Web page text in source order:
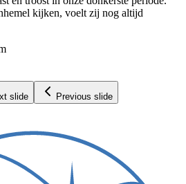
kijken, voelt zij nog altijd
slide Previous slide